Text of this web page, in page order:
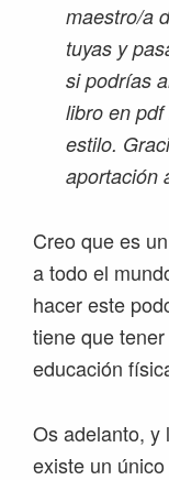
maestro/a
tuyas y
si podrías
libro en
estilo.
aportación
Creo que es
a todo el
hacer este
tiene que
educación
Os adelanto, y
existe un